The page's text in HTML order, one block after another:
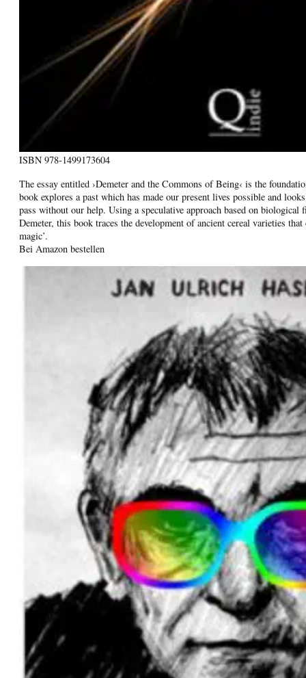
ISBN 978-1499173604
The essay entitled ›Demeter and the Commons of Being‹ is the
book explores a past which has made our present lives possible and
pass without our help. Using a speculative approach based on
Demeter, this book traces the development of ancient cereal varieties
magic’.
Bei Amazon bestellen